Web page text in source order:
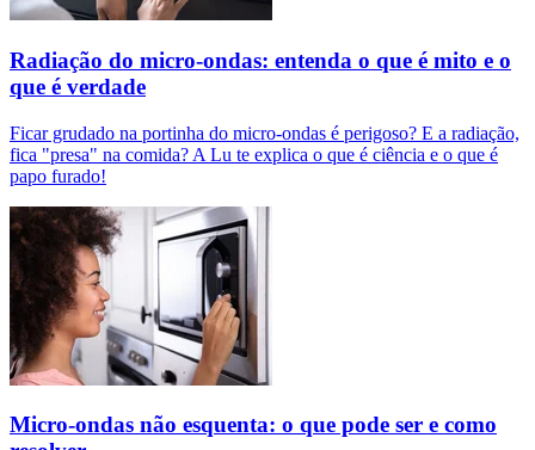
Radiação do micro-ondas: entenda o que é mito e o
que é verdade
Ficar grudado na portinha do micro-ondas é perigoso? E a radiação,
fica "presa" na comida? A Lu te explica o que é ciência e o que é
papo furado!
Micro-ondas não esquenta: o que pode ser e como